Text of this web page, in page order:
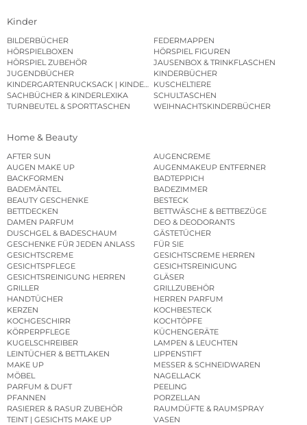
Kinder
BILDERBÜCHER
FEDERMAPPEN
HÖRSPIELBOXEN
HÖRSPIEL FIGUREN
HÖRSPIEL ZUBEHÖR
JAUSENBOX & TRINKFLASCHEN
JUGENDBÜCHER
KINDERBÜCHER
KINDERGARTENRUCKSACK | KINDERGARTENBEUTEL
KUSCHELTIERE
SACHBÜCHER & KINDERLEXIKA
SCHULTASCHEN
TURNBEUTEL & SPORTTASCHEN
WEIHNACHTSKINDERBÜCHER
Home & Beauty
AFTER SUN
AUGENCREME
AUGEN MAKE UP
AUGENMAKEUP ENTFERNER
BACKFORMEN
BADTEPPICH
BADEMÄNTEL
BADEZIMMER
BEAUTY GESCHENKE
BESTECK
BETTDECKEN
BETTWÄSCHE & BETTBEZÜGE
DAMEN PARFUM
DEO & DEODORANTS
DUSCHGEL & BADESCHAUM
GÄSTETÜCHER
GESCHENKE FÜR JEDEN ANLASS
FÜR SIE
GESICHTSCREME
GESICHTSCREME HERREN
GESICHTSPFLEGE
GESICHTSREINIGUNG
GESICHTSREINIGUNG HERREN
GLÄSER
GRILLER
GRILLZUBEHÖR
HANDTÜCHER
HERREN PARFUM
KERZEN
KOCHBESTECK
KOCHGESCHIRR
KOCHTÖPFE
KÖRPERPFLEGE
KÜCHENGERÄTE
KUGELSCHREIBER
LAMPEN & LEUCHTEN
LEINTÜCHER & BETTLAKEN
LIPPENSTIFT
MAKE UP
MESSER & SCHNEIDWAREN
MÖBEL
NAGELLACK
PARFUM & DUFT
PEELING
PFANNEN
PORZELLAN
RASIERER & RASUR ZUBEHÖR
RAUMDÜFTE & RAUMSPRAY
TEINT | GESICHTS MAKE UP
VASEN